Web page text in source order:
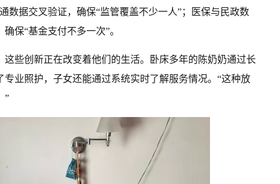
数据交叉验证，确保“监管覆盖不少一人”；医保与民政数
保“基金支付不多一次”。
这些创新正在改变着他们的生活。卧床多年的陈奶奶通过长
业照护，子女还能通过系统实时了解服务情况。“这种放
”